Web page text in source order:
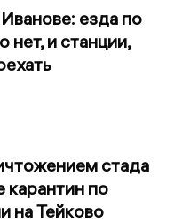
езда по
нет, и станции,
стада
по
на Тейково